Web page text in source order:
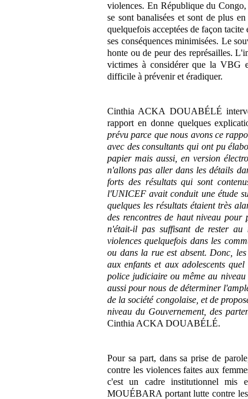
violences. En République du
se sont banalisées et sont de plus
quelquefois acceptées de façon
ses conséquences minimisées. Le
honte ou de peur des représailles.
victimes à considérer que la VBG
difficile à prévenir et éradiquer.
Cinthia ACKA DOUABÉLÉ
rapport en donne quelques
prévu parce que nous avons ce
avec des consultants qui ont pu
papier mais aussi, en version
n'allons pas aller dans les détails
forts des résultats qui sont
l'UNICEF avait conduit une étude
quelques les résultats étaient très
des rencontres de haut niveau
n'était-il pas suffisant de rester au
violences quelquefois dans les
ou dans la rue est absent. Donc,
aux enfants et aux adolescents
police judiciaire ou même au
aussi pour nous de déterminer
de la société congolaise, et de
niveau du Gouvernement, des
Cinthia ACKA DOUABÉLÉ.
Pour sa part, dans sa prise de
contre les violences faites aux
c'est un cadre institutionnel mis
MOUÉBARA portant lutte contre